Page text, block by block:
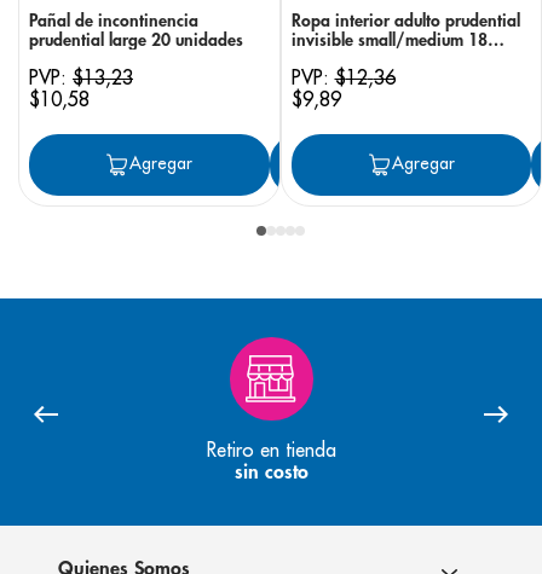
Pañal de incontinencia
prudential large 20 unidades
PVP: $13,23
$10,58
Agregar Agregar
Ropa interior adulto prudential
invisible small/medium 18
PVP:$12,36
$9,89
Agregar
Retiro en tienda
sin costo
Quienes Somos